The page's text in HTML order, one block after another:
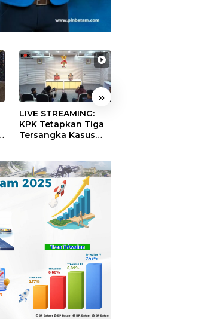
»
LIVE STREAMING:
KPK Tetapkan Tiga
Tersangka Kasus
Pertamina